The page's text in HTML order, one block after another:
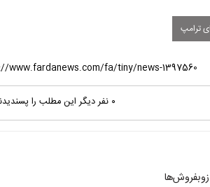
ترامپ
۰ نفر دیگر این مطلب را